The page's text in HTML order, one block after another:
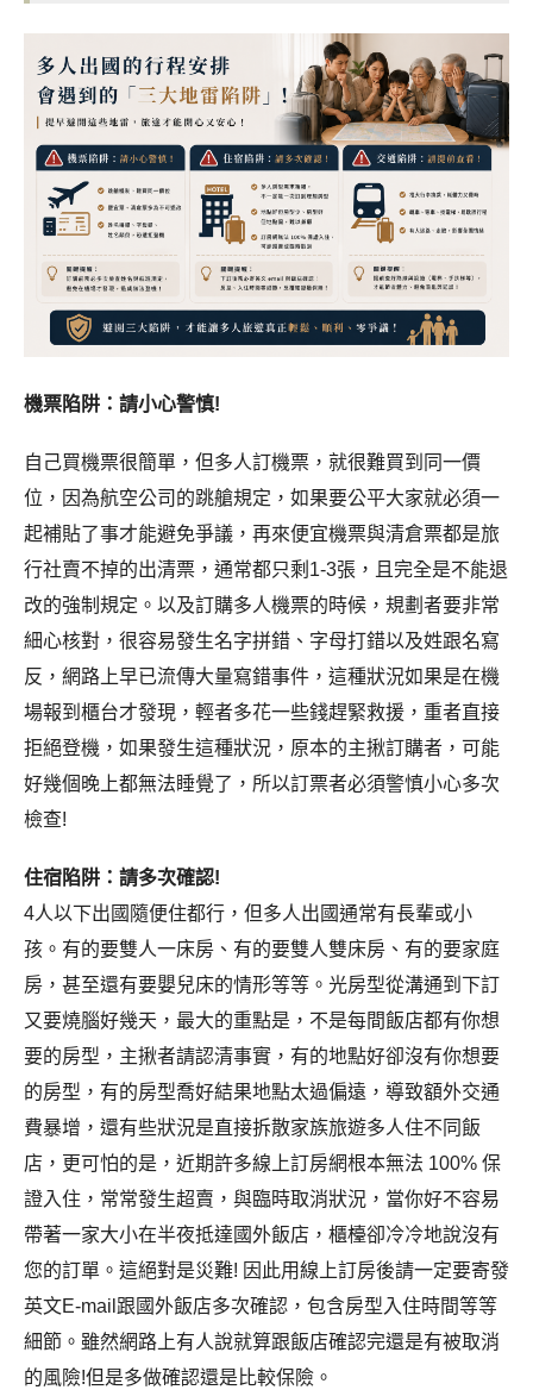
機票陷阱：請小心警慎!
自己買機票很簡單，但多人訂機票，就很難買到同一價
位，因為航空公司的跳艙規定，如果要公平大家就必須一
起補貼了事才能避免爭議，再來便宜機票與清倉票都是旅
行社賣不掉的出清票，通常都只剩1-3張，且完全是不能退
改的強制規定。以及訂購多人機票的時候，規劃者要非常
細心核對，很容易發生名字拼錯、字母打錯以及姓跟名寫
反，網路上早已流傳大量寫錯事件，這種狀況如果是在機
場報到櫃台才發現，輕者多花一些錢趕緊救援，重者直接
拒絕登機，如果發生這種狀況，原本的主揪訂購者，可能
好幾個晚上都無法睡覺了，所以訂票者必須警慎小心多次
檢查!
住宿陷阱：請多次確認!
4人以下出國隨便住都行，但多人出國通常有長輩或小
孩。有的要雙人一床房、有的要雙人雙床房、有的要家庭
房，甚至還有要嬰兒床的情形等等。光房型從溝通到下訂
又要燒腦好幾天，最大的重點是，不是每間飯店都有你想
要的房型，主揪者請認清事實，有的地點好卻沒有你想要
的房型，有的房型喬好結果地點太過偏遠，導致額外交通
費暴增，還有些狀況是直接拆散家族旅遊多人住不同飯
店，更可怕的是，近期許多線上訂房網根本無法 100% 保
證入住，常常發生超賣，與臨時取消狀況，當你好不容易
帶著一家大小在半夜抵達國外飯店，櫃檯卻冷冷地說沒有
您的訂單。這絕對是災難! 因此用線上訂房後請一定要寄發
英文E-mail跟國外飯店多次確認，包含房型入住時間等等
細節。雖然網路上有人說就算跟飯店確認完還是有被取消
的風險!但是多做確認還是比較保險。